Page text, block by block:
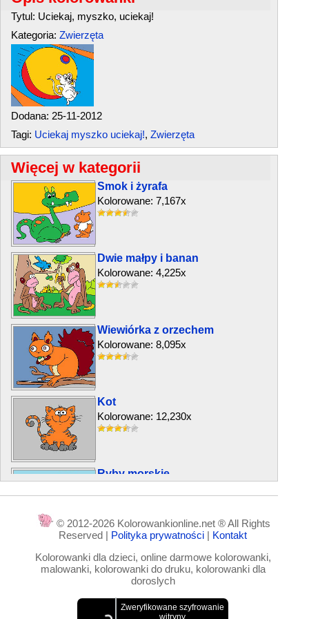
Tytul: Uciekaj, myszko, uciekaj!
Kategoria: Zwierzęta
Dodana: 25-11-2012
Tagi: Uciekaj myszko uciekaj!, Zwierzęta
Więcej w kategorii
Smok i żyrafa
Kolorowane: 7,167x
Dwie małpy i banan
Kolorowane: 4,225x
Wiewiórka z orzechem
Kolorowane: 8,095x
Kot
Kolorowane: 12,230x
Ryby morskie
Kolorowane: 7,515x
© 2012-2026 Kolorowankionline.net ® All Rights
Reserved | Polityka prywatności | Kontakt
Kolorowanki dla dzieci, online darmowe kolorowanki,
malowanki, kolorowanki do druku, kolorowanki dla
doroslych